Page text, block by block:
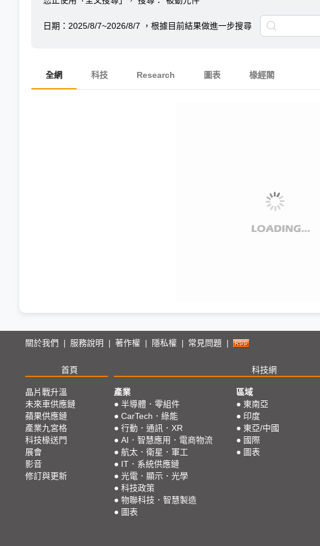
日期： 2025/8/7~2026/8/7 ，根據目前結果做進一步搜尋
全網 科技 Research 圖表 椽經閣
關於我們 服務說明 著作權 隱私權 常見問題
首頁 科技網
晶片戰升溫
未來車供應鏈
蘋果供應鏈
產業九宮格
科技椽送門
展會
影音
修訂與更新
產業
● 半導體．零組件
● CarTech．綠能
● 行動．通訊．XR
● AI．智慧應用．電商物流
● 航太．衛星．軍工
● IT．系統供應鏈
● 光電．顯示．光學
● 科技政策
● 物聯科技．智慧製造
● 圖表
區域
● 東南亞
● 印度
● 東亞/中國
● 國際
● 圖表